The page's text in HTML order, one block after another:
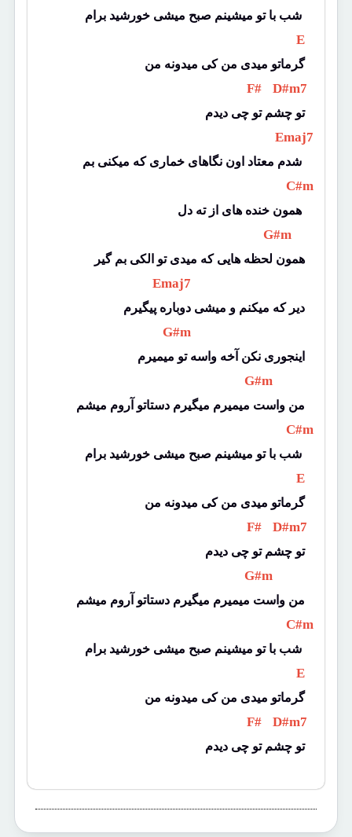
شب با تو میشینم صبح میشی خورشید برام
E
گرماتو میدی من کی میدونه من
F# D#m7
تو چشم تو چی دیدم
Emaj7
شدم معتاد اون نگاهای خماری که میکنی بم
C#m
همون خنده های از ته دل
G#m
همون لحظه هایی که میدی تو الکی بم گیر
Emaj7
دیر که میکنم و میشی دوباره پیگیرم
G#m
اینجوری نکن آخه واسه تو میمیرم
G#m
من واست میمیرم میگیرم دستاتو آروم میشم
C#m
شب با تو میشینم صبح میشی خورشید برام
E
گرماتو میدی من کی میدونه من
F# D#m7
تو چشم تو چی دیدم
G#m
من واست میمیرم میگیرم دستاتو آروم میشم
C#m
شب با تو میشینم صبح میشی خورشید برام
E
گرماتو میدی من کی میدونه من
F# D#m7
تو چشم تو چی دیدم